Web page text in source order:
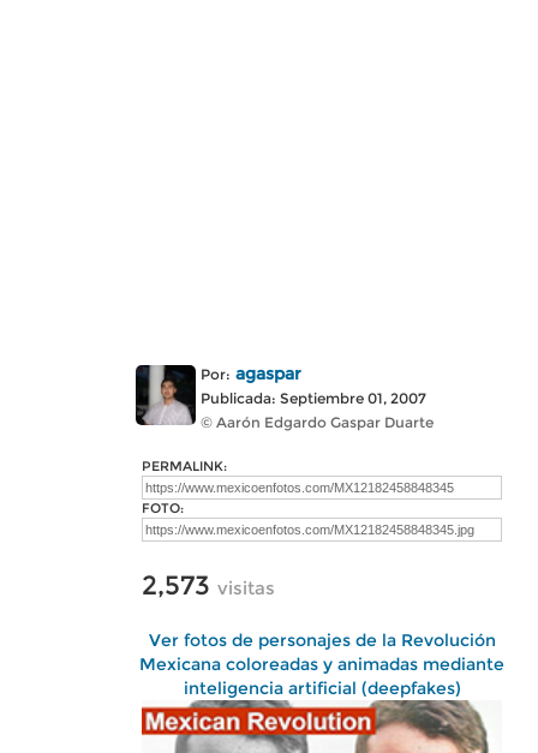
Por: agaspar
Publicada: Septiembre 01, 2007
© Aarón Edgardo Gaspar Duarte
PERMALINK:
FOTO:
2,573 visitas
Ver fotos de personajes de la Revolución
Mexicana coloreadas y animadas mediante
inteligencia artificial (deepfakes)